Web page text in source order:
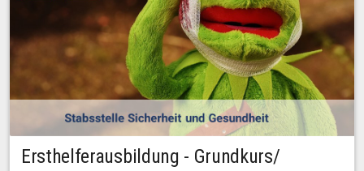
Ersthelferausbildung - Grundkurs/